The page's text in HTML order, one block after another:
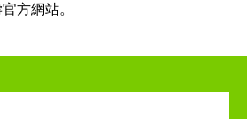
方網站。